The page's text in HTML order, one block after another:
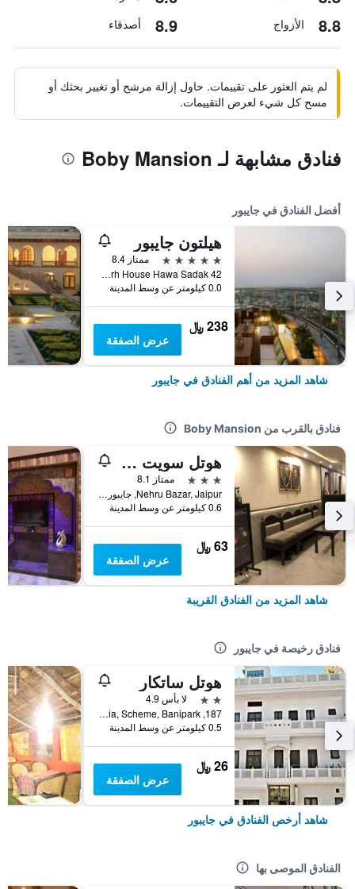
8.8 الأزواج 8.9 أصدقاء
لم يتم العثور على تقييمات. حاول إزالة مرشح أو تغيير بحثك أو
مسح كل شيء لعرض التقييمات.
فنادق مشابهة لـ Boby Mansion
أفضل الفنادق في جايبور
هيلتون جايبور
5 نجوم
ممتاز 8.4
42 Geejgarh House Hawa Sadak, جايبور, الهند
0.0 كيلومتر عن وسط المدينة
238 ﷼
عرض الصفقة
شاهد المزيد من أهم الفنادق في جايبور
فنادق بالقرب من Boby Mansion
هوتل سويت دريم
3 نجوم
ممتاز 8.1
Nehru Bazar, Jaipur, جايبور, الهند
0.6 كيلومتر عن وسط المدينة
63 ﷼
عرض الصفقة
شاهد المزيد من الفنادق القريبة
فنادق رخيصة في جايبور
هوتل ساتكار
2 نجمتين
لا بأس 4.9
187, Barodia, Scheme, Banipark, جايبور, الهند
0.5 كيلومتر عن وسط المدينة
26 ﷼
عرض الصفقة
شاهد أرخص الفنادق في جايبور
الفنادق الموصى بها